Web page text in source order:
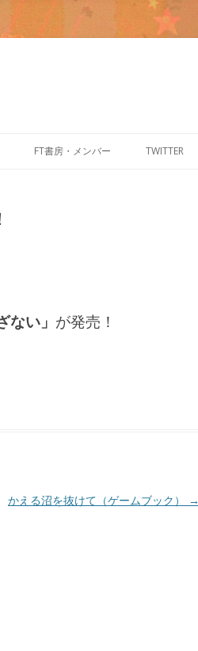
ン
テ
FT書房・メンバー TWITTER
い」 が発売！
かえる沼を抜けて（ゲームブック） →